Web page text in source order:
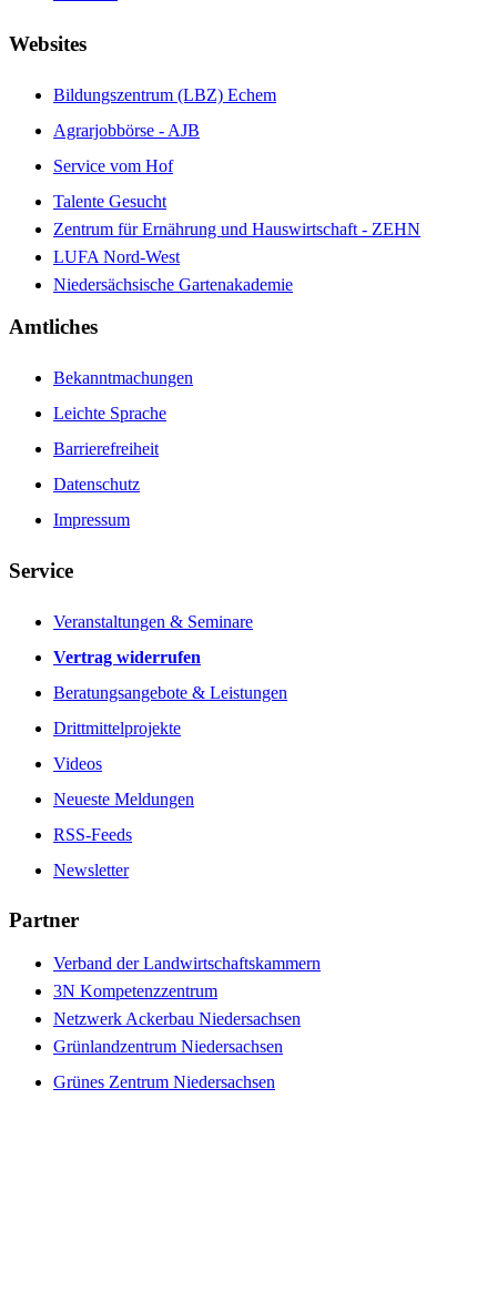
Websites
Bildungszentrum (LBZ) Echem
Agrarjobbörse - AJB
Service vom Hof
Talente Gesucht
Zentrum für Ernährung und Hauswirtschaft - ZEHN
LUFA Nord-West
Niedersächsische Gartenakademie
Amtliches
Bekanntmachungen
Leichte Sprache
Barrierefreiheit
Datenschutz
Impressum
Service
Veranstaltungen & Seminare
Vertrag widerrufen
Beratungsangebote & Leistungen
Drittmittelprojekte
Videos
Neueste Meldungen
RSS-Feeds
Newsletter
Partner
Verband der Landwirtschaftskammern
3N Kompetenzzentrum
Netzwerk Ackerbau Niedersachsen
Grünlandzentrum Niedersachsen
Grünes Zentrum Niedersachsen